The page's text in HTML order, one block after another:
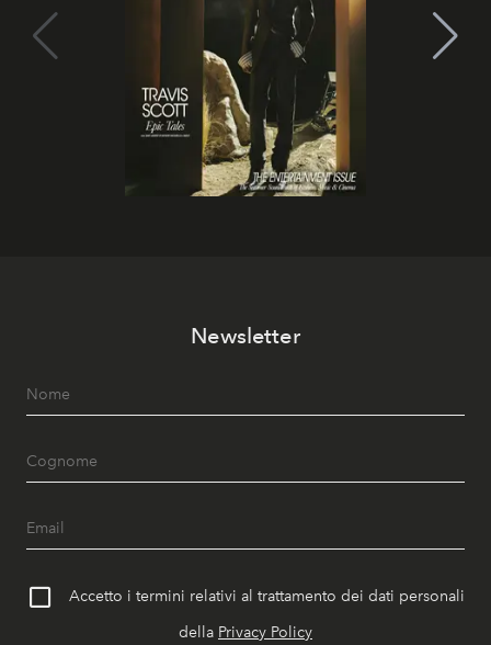
Newsletter
Accetto i termini relativi al trattamento dei dati personali
della Privacy Policy